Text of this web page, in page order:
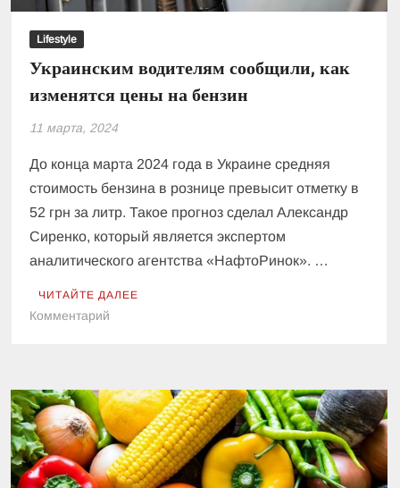
Lifestyle
Украинским водителям сообщили, как
изменятся цены на бензин
11 марта, 2024
До конца марта 2024 года в Украине средняя
стоимость бензина в рознице превысит отметку в
52 грн за литр. Такое прогноз сделал Александр
Сиренко, который является экспертом
аналитического агентства «НафтоРинок». …
ЧИТАЙТЕ ДАЛЕЕ
Комментарий
как
изменятся
цены
на
бензин